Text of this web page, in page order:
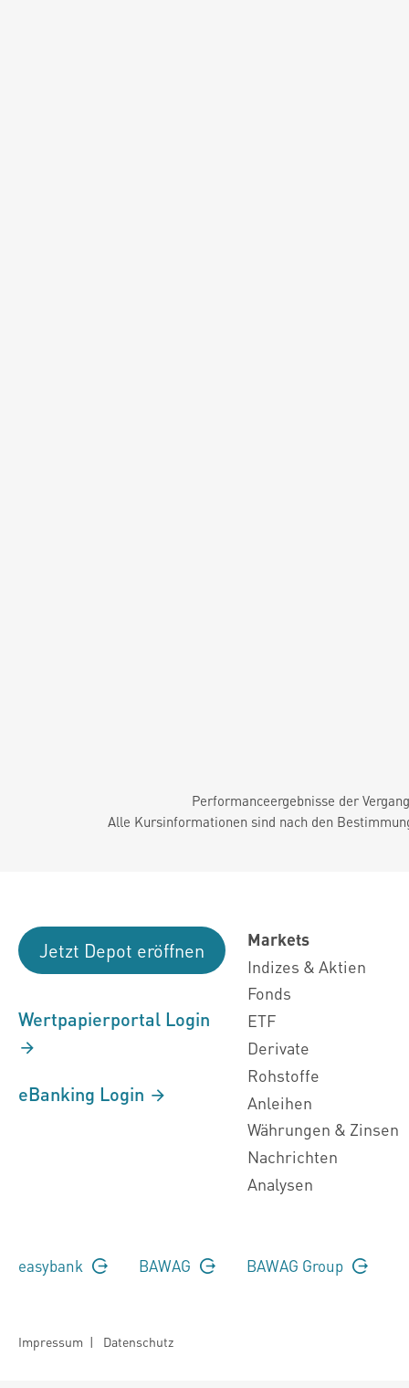
Performanceergebnisse der
Alle Kursinformationen sind nach den
Jetzt Depot eröffnen
Wertpapierportal Login
eBanking Login
Markets
Indizes & Aktien
Fonds
ETF
Derivate
Rohstoffe
Anleihen
Währungen & Zinsen
Nachrichten
Analysen
easybank BAWAG BAWAG Group
Impressum | Datenschutz